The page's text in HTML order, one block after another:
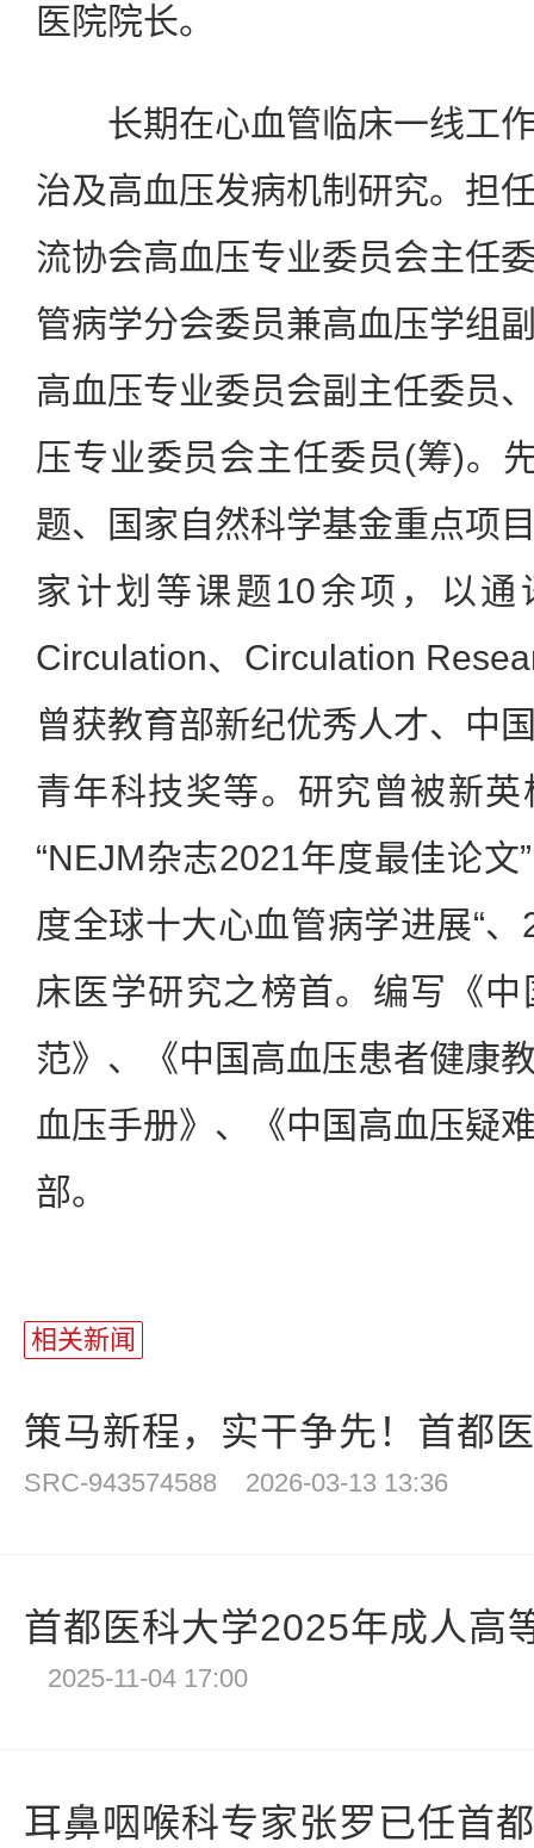
医院院长。
长期在心血管临床一线工作
治及高血压发病机制研究。担
流协会高血压专业委员会主任
管病学分会委员兼高血压学组
高血压专业委员会副主任委员
压专业委员会主任委员(筹)。
题、国家自然科学基金重点项
家计划等课题10余项，以通
Circulation、Circulation
曾获教育部新纪优秀人才、中
青年科技奖等。研究曾被新
“NEJM杂志2021年度最佳论文
度全球十大心血管病学进展“
床医学研究之榜首。编写《
范》、《中国高血压患者健康
血压手册》、《中国高血压疑
部。
相关新闻
策马新程，实干争先！首都
SRC-943574588 2026-03-13 13:36
首都医科大学2025年成人高
2025-11-04 17:00
耳鼻咽喉科专家张罗已任首